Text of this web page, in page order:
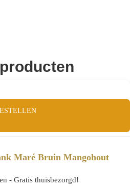
Maré Bruin Mangohout
- Gratis thuisbezorgd!